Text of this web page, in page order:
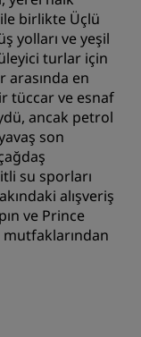
birlikte Üçlü
yolları ve yeşil
turlar için
arasında en
tüccar ve esnaf
ancak petrol
son
su sporları
alışveriş
ve Prince
mutfaklarından